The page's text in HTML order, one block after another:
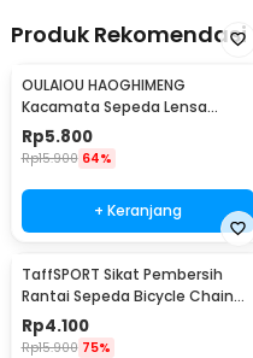
Produk Rekomendasi
OULAIOU HAOGHIMENG
Kacamata Sepeda Lensa
Mercury Cycling Outdoor Sport
- 3015
Rp5.800
Rp15.900 64%
+ Keranjang
TaffSPORT Sikat Pembersih
Rantai Sepeda Bicycle Chain
Cleaning Brush - YQ012
Rp4.100
Rp15.900 75%